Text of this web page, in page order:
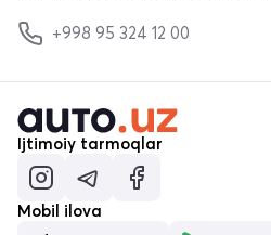
+998 95 324 12 00
Ijtimoiy tarmoqlar
Mobil ilova